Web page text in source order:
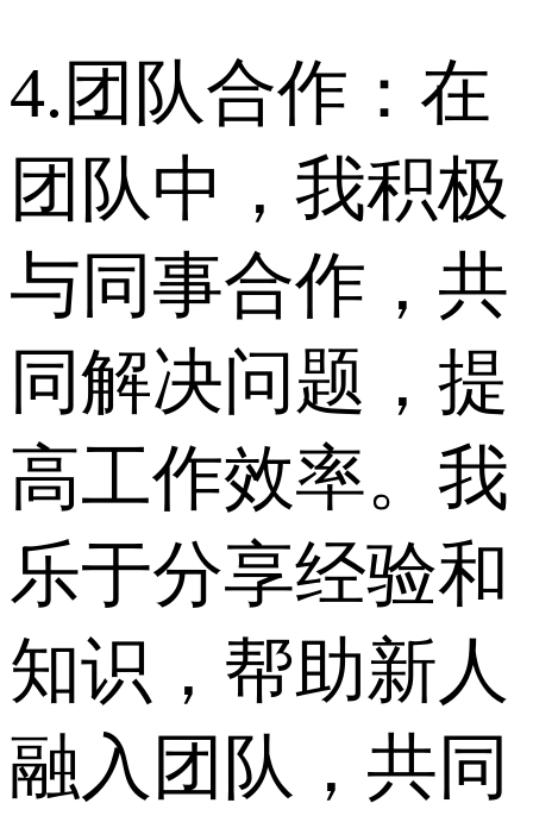
4.团队合作：在
团队中，我积极
与同事合作，共
同解决问题，提
高工作效率。我
乐于分享经验和
知识，帮助新人
融入团队，共同